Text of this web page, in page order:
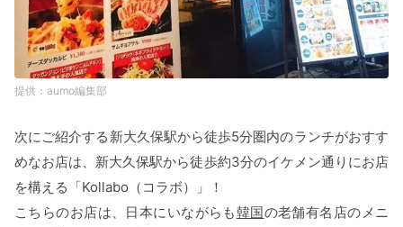
aumo編集部
次にご紹介する新大久保駅から徒歩5分圏内のランチがおすす
めなお店は、新大久保駅から徒歩約3分のイケメン通りにお店
を構える「Kollabo（コラボ）」！
こちらのお店は、日本にいながらも韓国の老舗有名店のメニ